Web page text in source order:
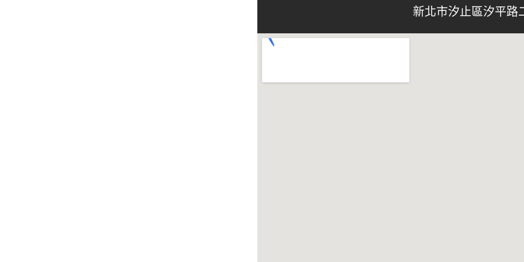
新北市汐止區汐平路